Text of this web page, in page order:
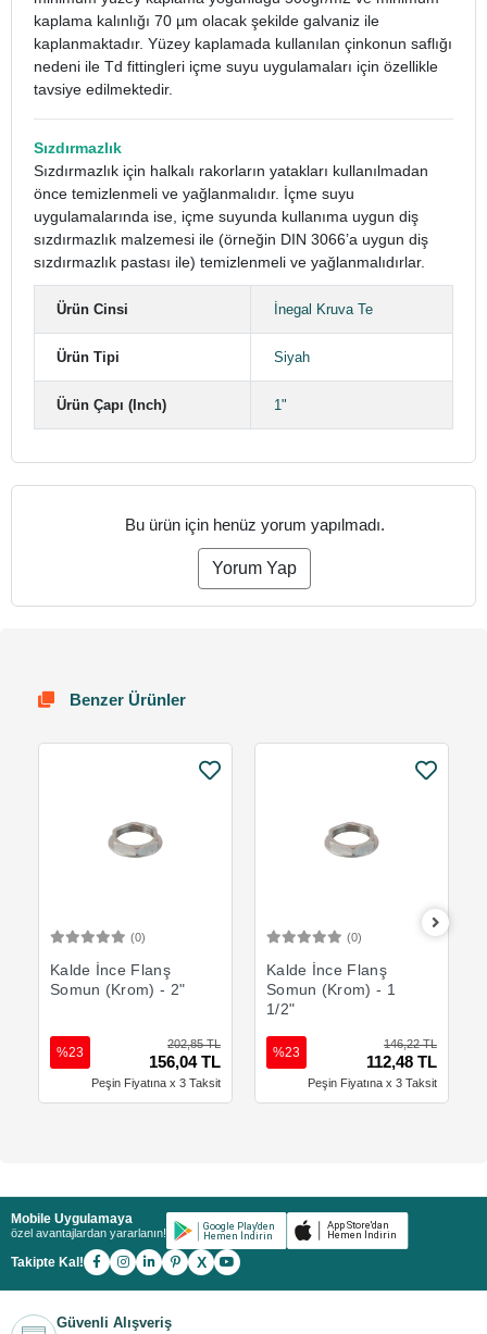
kaplama kalınlığı 70 µm olacak şekilde galvaniz ile
kaplanmaktadır. Yüzey kaplamada kullanılan çinkonun saflığı
nedeni ile Td fittingleri içme suyu uygulamaları için özellikle
tavsiye edilmektedir.
Sızdırmazlık
Sızdırmazlık için halkalı rakorların yatakları kullanılmadan
önce temizlenmeli ve yağlanmalıdır. İçme suyu
uygulamalarında ise, içme suyunda kullanıma uygun diş
sızdırmazlık malzemesi ile (örneğin DIN 3066’a uygun diş
sızdırmazlık pastası ile) temizlenmeli ve yağlanmalıdırlar.
Ürün Cinsi İnegal Kruva Te
Ürün Tipi Siyah
Ürün Çapı (Inch) 1"
Bu ürün için henüz yorum yapılmadı.
Yorum Yap
Benzer Ürünler
(0)
Kalde İnce Flanş
Somun (Krom) - 2"
202,85 TL
156,04 TL
%23
Peşin Fiyatına x 3 Taksit
(0)
Kalde İnce Flanş
Somun (Krom) - 1
1/2"
146,22 TL
112,48 TL
%23
Peşin Fiyatına x 3 Taksit
Mobile Uygulamaya
özel avantajlardan yararlanın!
Takipte Kal! X
Güvenli Alışveriş